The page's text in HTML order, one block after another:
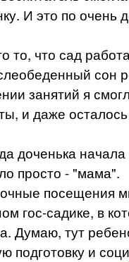
И это по очень
то, что сад
сон
занятий я
и даже
доченька
просто - "мама".
посещения
гос-садике, в
Думаю, тут
подготовку и